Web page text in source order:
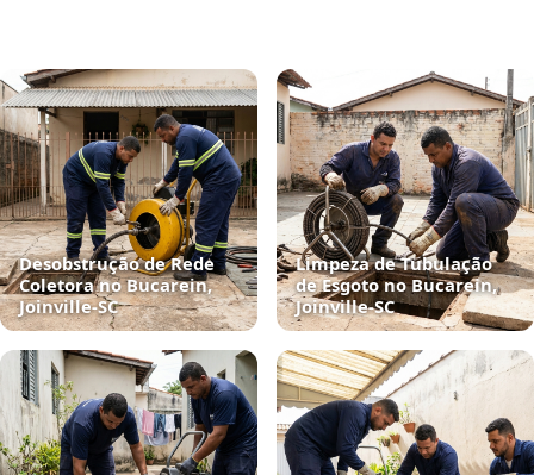
Desobstrução de Rede
Coletora no Bucarein,
Joinville‑SC
Limpeza de Tubulação
de Esgoto no Bucarein,
Joinville‑SC